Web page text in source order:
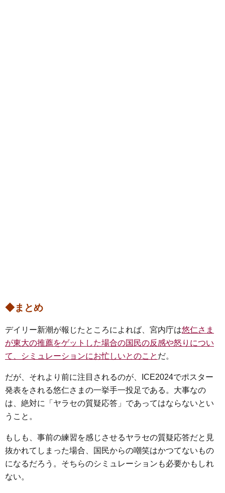
◆まとめ
デイリー新潮が報じたところによれば、宮内庁は悠仁さま
が東大の推薦をゲットした場合の国民の反感や怒りについ
て、シミュレーションにお忙しいとのこと だ。
だが、それより前に注目されるのが、ICE2024でポスター
発表をされる悠仁さまの一挙手一投足である。大事なの
は、絶対に「ヤラセの質疑応答」であってはならないとい
うこと。
もしも、事前の練習を感じさせるヤラセの質疑応答だと見
抜かれてしまった場合、国民からの嘲笑はかつてないもの
になるだろう。そちらのシミュレーションも必要かもしれ
ない。